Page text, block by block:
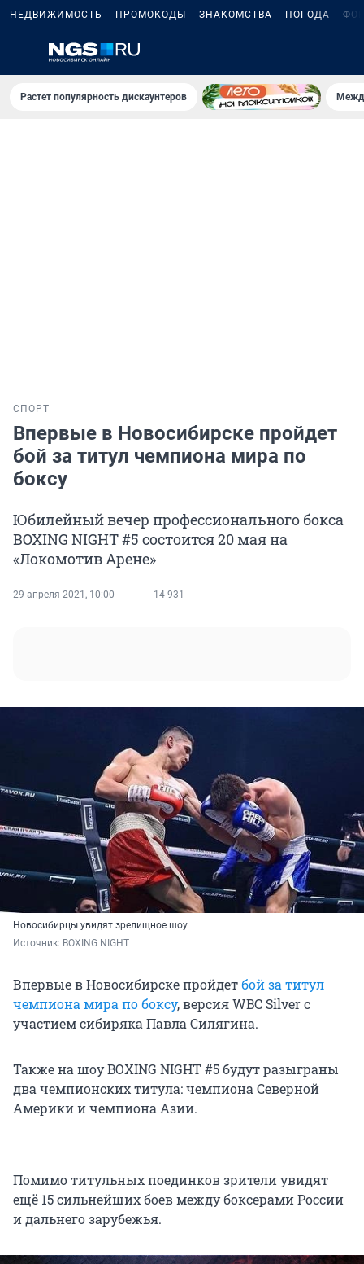
НЕДВИЖИМОСТЬ ПРОМОКОДЫ ЗНАКОМСТВА ПОГОДА
Растет популярность дискаунтеров
СПОРТ
Впервые в Новосибирске пройдет
бой за титул чемпиона мира по
боксу
Юбилейный вечер профессионального бокса
BOXING NIGHT #5 состоится 20 мая на
«Локомотив Арене»
29 апреля 2021, 10:00 14 931
Новосибирцы увидят зрелищное шоу
Источник: BOXING NIGHT
Впервые в Новосибирске пройдетбой за титул
чемпиона мира по боксу, версия WBC Silver с
участием сибиряка Павла Силягина.
Также на шоу BOXING NIGHT #5 будут разыграны
два чемпионских титула: чемпиона Северной
Америки и чемпиона Азии.
Помимо титульных поединков зрители увидят
ещё 15 сильнейших боев между боксерами России
и дальнего зарубежья.